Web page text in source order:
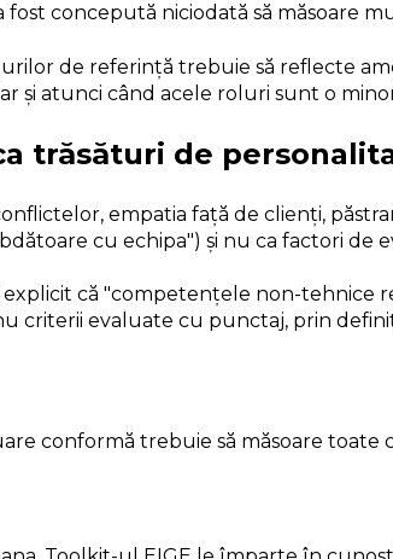
concepută niciodată să măsoare
de referință trebuie să reflecte
și atunci când acele roluri sunt o
trăsături de
empatia față de clienți,
cu echipa") și nu ca factori de
explicit că "competențele non-tehnice
criterii evaluate cu punctaj, prin
conformă trebuie să măsoare toate